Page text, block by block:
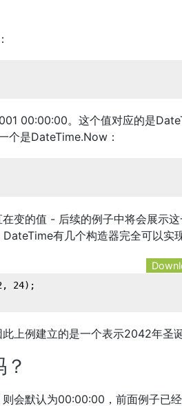
00:00:00。这个值对应的是
个是DateTime.Now：
变的值 - 后续的例子中将会展示
有几个构造器完全可以实
, 24);
上例建立的是一个表示2042年圣
会默认为00:00:00，前面例子已